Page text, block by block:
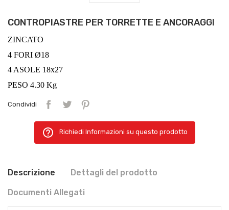
CONTROPIASTRE PER TORRETTE E ANCORAGGI
ZINCATO
4 FORI Ø18
4 ASOLE 18x27
PESO 4.30 Kg
Condividi
help_outline Richiedi Informazioni su questo prodotto
Descrizione Dettagli del prodotto
Documenti Allegati